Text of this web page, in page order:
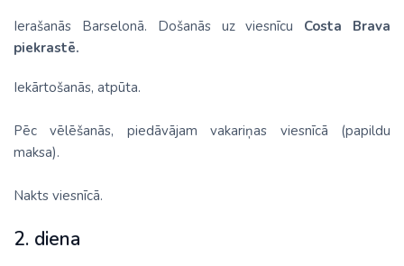
Ierašanās Barselonā. Došanās uz viesnīcu Costa Brava
piekrastē.
Iekārtošanās, atpūta.
Pēc vēlēšanās, piedāvājam vakariņas viesnīcā (papildu
maksa).
Nakts viesnīcā.
2. diena